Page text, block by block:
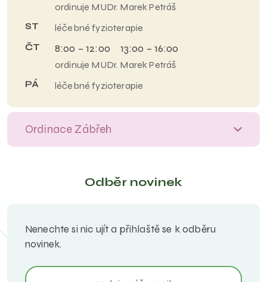
ordinuje MUDr. Marek Petráš
ST léčebné fyzioterapie
ČT 8:00 – 12:00 13:00 – 16:00
ordinuje MUDr. Marek Petráš
PÁ léčebné fyzioterapie
Ordinace Zábřeh
Odběr novinek
Nenechte si nic ujít a přihlaště se k odběru
novinek.